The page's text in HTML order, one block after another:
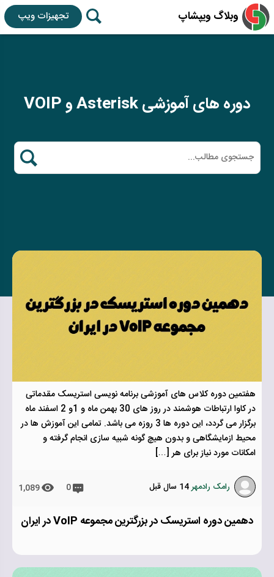
وبلاگ ویپشاپ تجهیزات ویپ
دوره های آموزشی Asterisk و VOIP
دهمین دوره استریسک در بزرگترین مجموعه VoIP در ایران
هفتمین دوره کلاس های آموزشی برنامه نویسی استریسک مقدماتی
در کاوا ارتباطات هوشمند در روز های 30 بهمن ماه و 1و 2 اسفند ماه
برگزار می گردد، این دوره ها 3 روزه می باشد. تمامی این آموزش ها در
محیط ازمایشگاهی و بدون هیچ گونه شبیه سازی انجام گرفته و
امکانات مورد نیاز برای هر […]
1,089 0 رامک رادمهر14 سال قبل